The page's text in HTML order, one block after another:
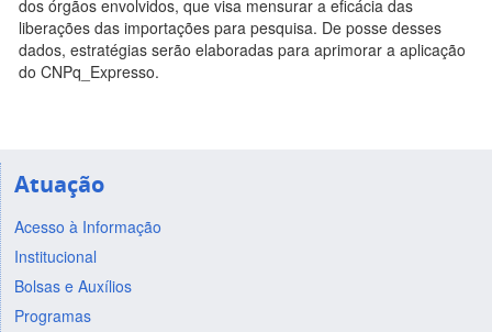
dos órgãos envolvidos, que visa mensurar a eficácia das
liberações das importações para pesquisa. De posse desses
dados, estratégias serão elaboradas para aprimorar a aplicação
do CNPq_Expresso.
Atuação
Acesso à Informação
Institucional
Bolsas e Auxílios
Programas